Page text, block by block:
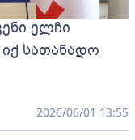
ელჩი
სათანადო
2026/06/01 13:55